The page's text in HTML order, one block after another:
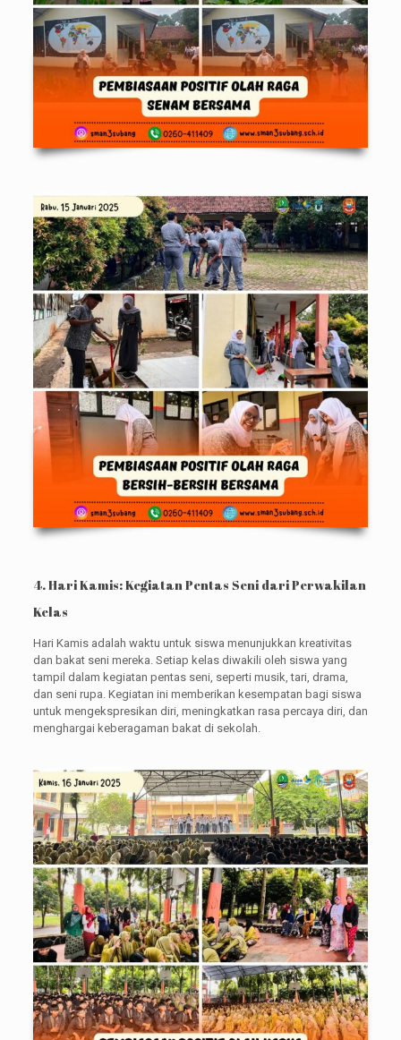
4. Hari Kamis: Kegiatan Pentas Seni dari Perwakilan
Kelas
Hari Kamis adalah waktu untuk siswa menunjukkan kreativitas
dan bakat seni mereka. Setiap kelas diwakili oleh siswa yang
tampil dalam kegiatan pentas seni, seperti musik, tari, drama,
dan seni rupa. Kegiatan ini memberikan kesempatan bagi siswa
untuk mengekspresikan diri, meningkatkan rasa percaya diri, dan
menghargai keberagaman bakat di sekolah.